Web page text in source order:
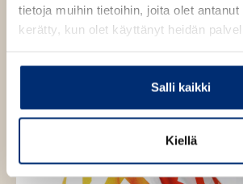
tietoja muihin tietoihin, joita olet
kerätty, kun olet käyttänyt heidän
Salli kaikki
Kiellä
n